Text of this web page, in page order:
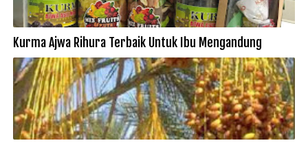
Kurma Ajwa Rihura Terbaik Untuk Ibu Mengandung